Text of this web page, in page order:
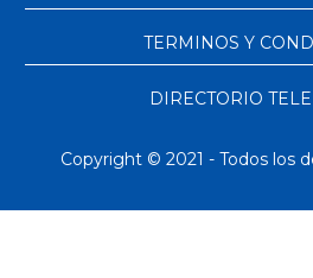
TERMINOS Y
DIRECTORIO
Copyright © 2021 - Todos los